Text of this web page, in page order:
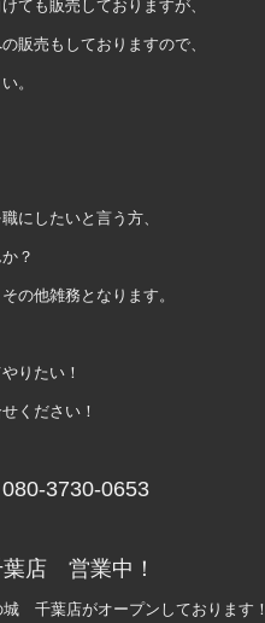
ても販売しておりますが、
販売もしておりますので、
。
にしたいと言う方、
？
の他雑務となります。
りたい！
ください！
080-3730-0653
店 営業中！
千葉店がオープンしております！